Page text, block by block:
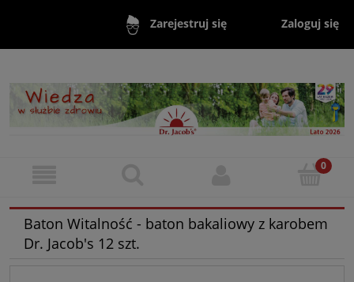
Zarejestruj się Zaloguj się
Baton Witalność - baton bakaliowy z karobem
Dr. Jacob's 12 szt.